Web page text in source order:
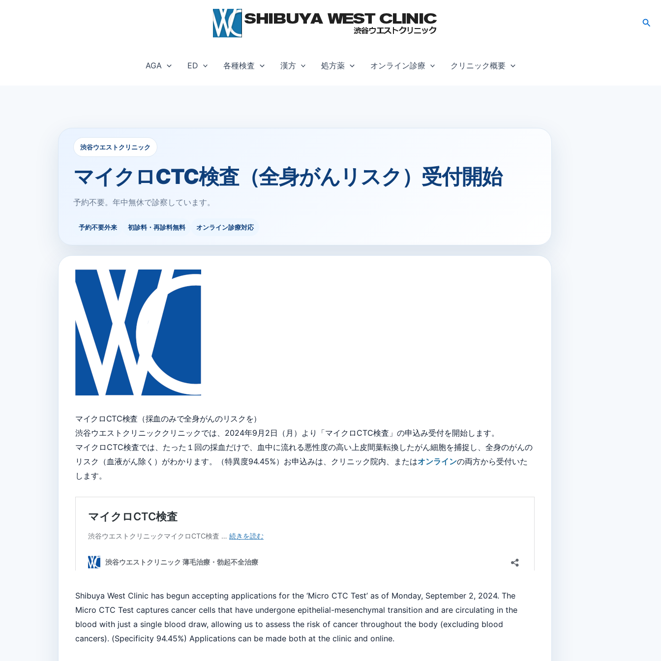
検
AGA ED 各種検査 漢方 処方薬 オンライン診療 クリニック概要
渋谷ウエストクリニック
マイクロCTC検査（全身がんリスク）受付開始
予約不要。年中無休で診察しています。
予約不要外来 初診料・再診料無料 オンライン診療対応
マイクロCTC検査（採血のみで全身がんのリスクを）
渋谷ウエストクリニッククリニックでは、2024年9月2日（月）より「マイクロCTC検査」の申込み受付を開始します。
マイクロCTC検査では、たった１回の採血だけで、血中に流れる悪性度の高い上皮間葉転換したがん細胞を捕捉し、全身のがんの
リスク（血液がん除く）がわかります。（特異度94.45%）お申込みは、クリニック院内、またはオンラインの両方から受付いた
します。
Shibuya West Clinic has begun accepting applications for the ‘Micro CTC Test’ as of Monday, September 2, 2024. The
Micro CTC Test captures cancer cells that have undergone epithelial-mesenchymal transition and are circulating in the
blood with just a single blood draw, allowing us to assess the risk of cancer throughout the body (excluding blood
cancers). (Specificity 94.45%) Applications can be made both at the clinic and online.